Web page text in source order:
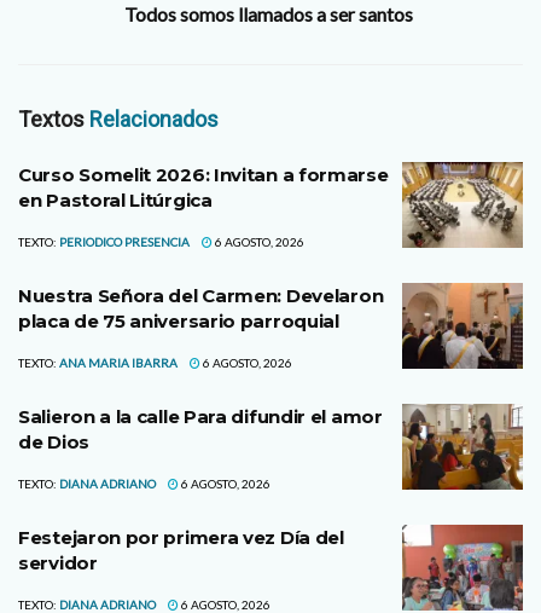
Todos somos llamados a ser santos
Textos Relacionados
Curso Somelit 2026: Invitan a formarse
en Pastoral Litúrgica
TEXTO: PERIODICO PRESENCIA 6 AGOSTO, 2026
Nuestra Señora del Carmen: Develaron
placa de 75 aniversario parroquial
TEXTO: ANA MARIA IBARRA 6 AGOSTO, 2026
Salieron a la calle Para difundir el amor
de Dios
TEXTO: DIANA ADRIANO 6 AGOSTO, 2026
Festejaron por primera vez Día del
servidor
TEXTO: DIANA ADRIANO 6 AGOSTO, 2026